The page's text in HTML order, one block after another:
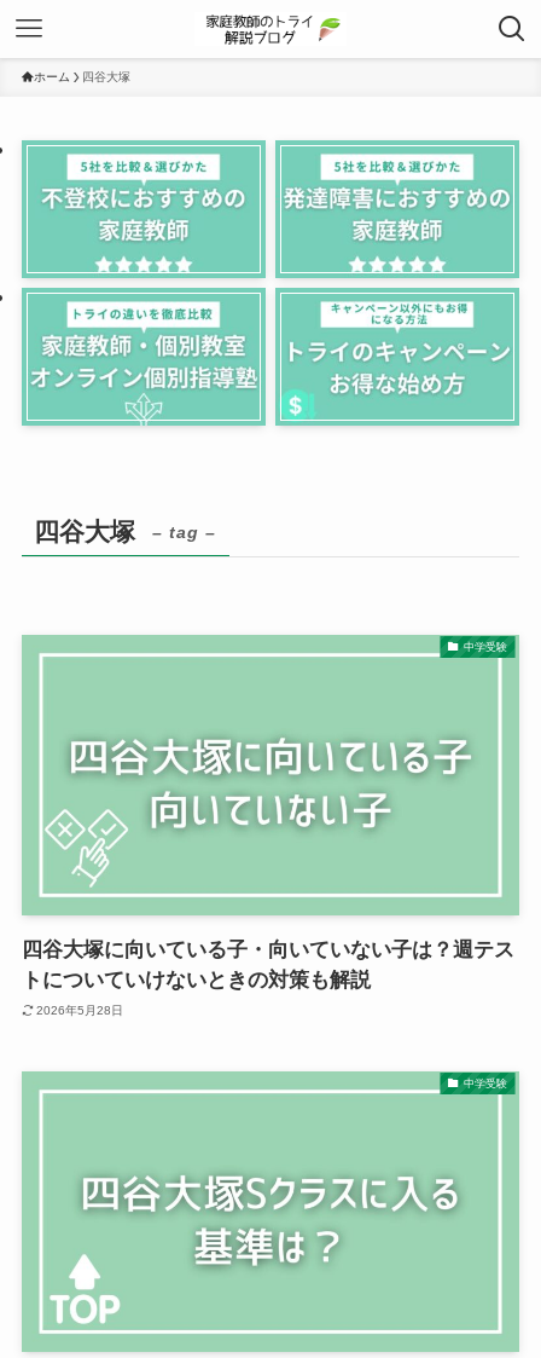
ホーム 四谷大塚
四谷大塚 – tag –
中学受験
四谷大塚に向いている子・向いていない子は？週テス
トについていけないときの対策も解説
2026年5月28日
中学受験